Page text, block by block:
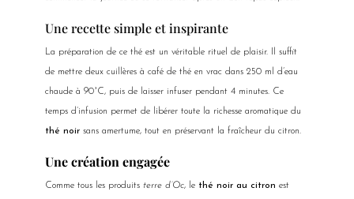
Une recette simple et inspirante
La préparation de ce thé est un véritable rituel de plaisir. Il suffit
de mettre deux cuillères à café de thé en vrac dans 250 ml d’eau
chaude à 90°C, puis de laisser infuser pendant 4 minutes. Ce
temps d’infusion permet de libérer toute la richesse aromatique du
thé noirsans amertume, tout en préservant la fraîcheur du citron.
Une création engagée
Comme tous les produits terre d’Oc, le thé noir au citron est